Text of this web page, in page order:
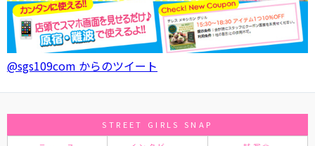
@sgs109com からのツイート
STREET GIRLS SNAP